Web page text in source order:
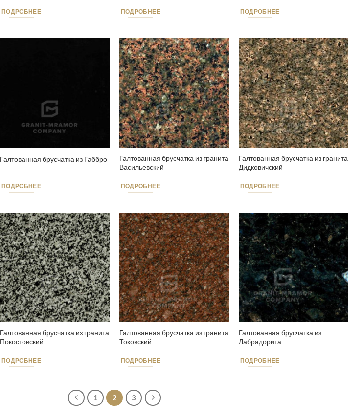
ПОДРОБНЕЕ ПОДРОБНЕЕ ПОДРОБНЕЕ
Галтованная брусчатка из Габбро
ПОДРОБНЕЕ
Галтованная брусчатка из гранита
Васильевский
ПОДРОБНЕЕ
Галтованная брусчатка из гранита
Дидковичский
ПОДРОБНЕЕ
Галтованная брусчатка из гранита
Покостовский
ПОДРОБНЕЕ
Галтованная брусчатка из гранита
Токовский
ПОДРОБНЕЕ
Галтованная брусчатка из
Лабрадорита
ПОДРОБНЕЕ
1 2 3